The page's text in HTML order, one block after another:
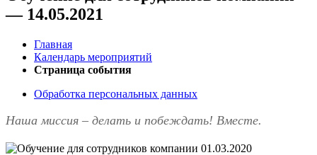
— 14.05.2021
Главная
Календарь мероприятий
Страница события
Обработка персональных данных
Наша миссия – делать и побеждать! Вместе.
01.03.2020